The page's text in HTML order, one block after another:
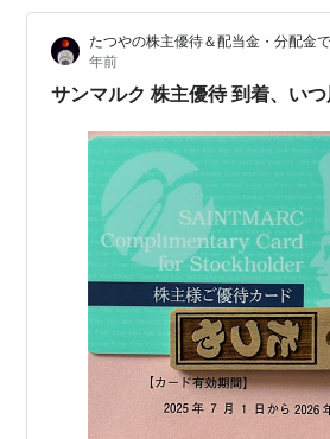
ト内容 ■ わんちゃんOK🐶 ■ 店舗
たつやの株主優待＆配当金・分配金
年前
サンマルク 株主優待 到着、いつ